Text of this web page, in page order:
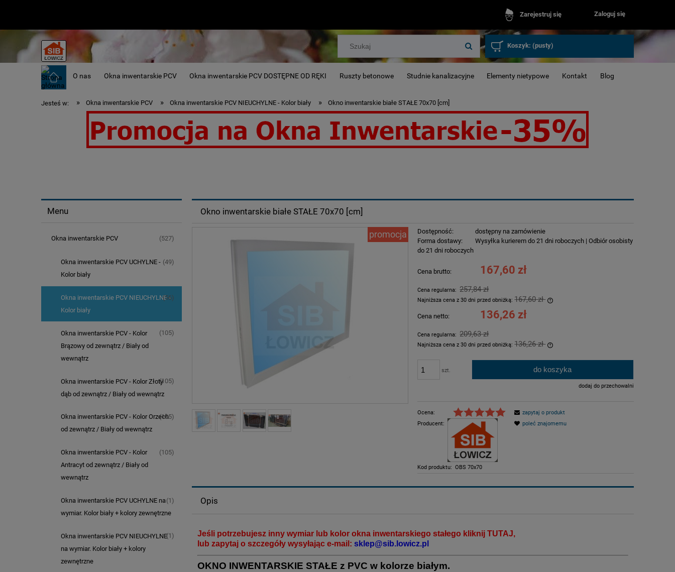
Zarejestruj się Zaloguj się
Koszyk: (pusty)
O nas Okna inwentarskie PCV Okna inwentarskie PCV DOSTĘPNE OD RĘKI Ruszty betonowe Studnie kanalizacyjne Elementy nietypowe Kontakt Blog
Jesteś w: » Okna inwentarskie PCV » Okna inwentarskie PCV NIEUCHYLNE - Kolor biały » Okno inwentarskie białe STAŁE 70x70 [cm]
Menu
Okna inwentarskie PCV (527)
Okna inwentarskie PCV UCHYLNE -
Kolor biały
(49)
Okna inwentarskie PCV NIEUCHYLNE -
Kolor biały
(56)
Okna inwentarskie PCV - Kolor
Brązowy od zewnątrz / Biały od
wewnątrz
(105)
Okna inwentarskie PCV - Kolor Złoty
dąb od zewnątrz / Biały od wewnątrz
(105)
Okna inwentarskie PCV - Kolor Orzech
od zewnątrz / Biały od wewnątrz
(105)
Okna inwentarskie PCV - Kolor
Antracyt od zewnątrz / Biały od
wewnątrz
(105)
Okna inwentarskie PCV UCHYLNE na
wymiar. Kolor biały + kolory zewnętrzne
(1)
Okna inwentarskie PCV NIEUCHYLNE
na wymiar. Kolor biały + kolory
zewnętrzne
(1)
Okno inwentarskie białe STAŁE 70x70 [cm]
promocja Dostępność:
dostępny na zamówienie
Forma dostawy:
Wysyłka kurierem do 21 dni roboczych | Odbiór osobisty
do 21 dni roboczych
Cena brutto: 167,60 zł
Cena regularna: 257,84 zł
Najniższa cena z 30 dni przed obniżką:167,60 zł
Jeżeli produkt jest sprzedawany krócej niż 30
dni, wyświetlana jest najniższa cena od
momentu, kiedy produkt pojawił się w
Cena netto: 136,26 zł
Cena regularna: 209,63 zł
Najniższa cena z 30 dni przed obniżką:136,26 zł
Jeżeli produkt jest sprzedawany krócej niż 30
szt. do koszyka
dodaj do przechowalni
Ocena:
Producent:
Kod produktu: OBS 70x70
zapytaj o produkt
poleć znajomemu
Opis
Jeśli potrzebujesz inny wymiar lub kolor okna inwentarskiego stałego kliknij TUTAJ,
lub zapytaj o szczegóły wysyłając e-mail: sklep@sib.lowicz.pl
OKNO INWENTARSKIE STAŁE z PVC w kolorze białym.